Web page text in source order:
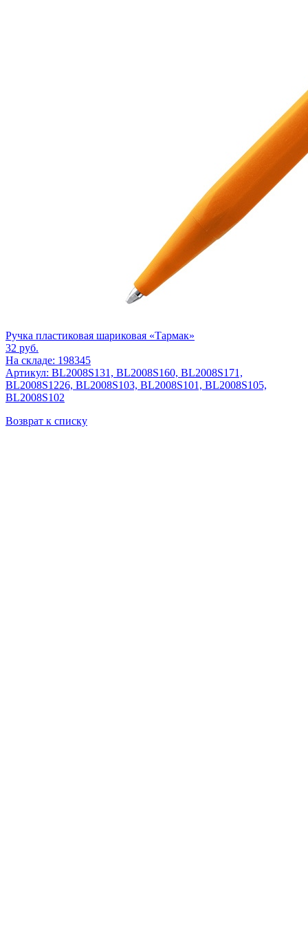
Ручка пластиковая шариковая «Тармак»
32 руб.
На складе: 198345
Артикул: BL2008S131, BL2008S160, BL2008S171,
BL2008S1226, BL2008S103, BL2008S101, BL2008S105,
BL2008S102
Возврат к списку